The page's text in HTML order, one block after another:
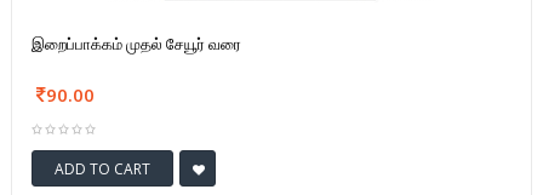
இறைப்பாக்கம் முதல் சேயூர் வரை
90.00
ADD TO CART